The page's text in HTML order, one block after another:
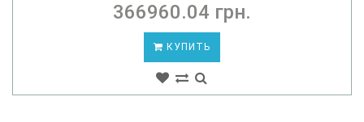
366960.04 грн.
КУПИТЬ